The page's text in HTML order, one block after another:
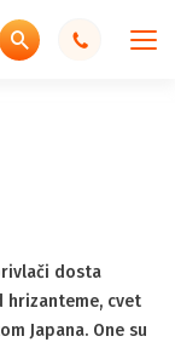
dosta
hrizanteme, cvet
Japana. One su